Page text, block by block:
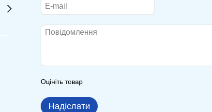
Оцініть товар
Надіслати